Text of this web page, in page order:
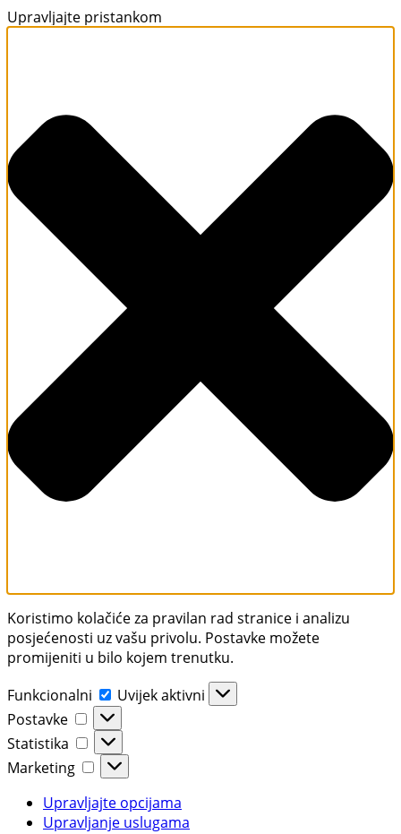
Upravljajte pristankom
Koristimo kolačiće za pravilan rad stranice i analizu
posjećenosti uz vašu privolu. Postavke možete
promijeniti u bilo kojem trenutku.
Funkcionalni
Uvijek aktivni
Postavke
Statistika
Marketing
Upravljajte opcijama
Upravljanje uslugama